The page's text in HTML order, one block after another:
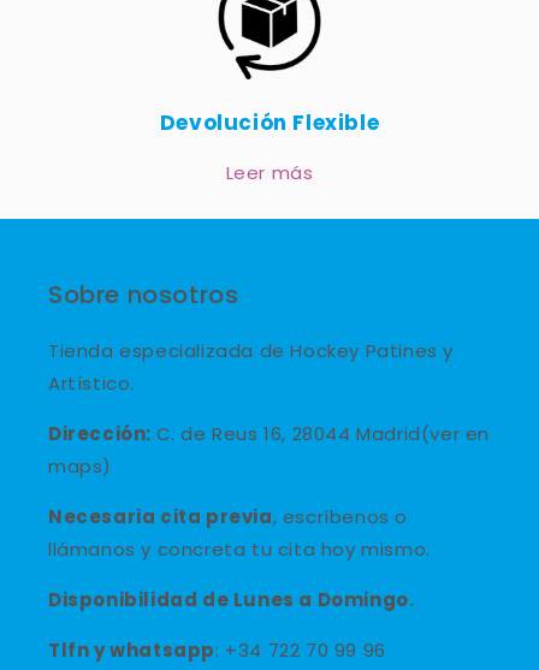
Devolución Flexible
Leer más
Sobre nosotros
Tienda especializada de Hockey Patines y
Artístico.
Dirección: C. de Reus 16, 28044 Madrid(ver en
maps)
Necesaria cita previa, escríbenos o
llámanos y concreta tu cita hoy mismo.
Disponibilidad de Lunes a Domingo.
Tlfn ywhatsapp: +34 722 70 99 96